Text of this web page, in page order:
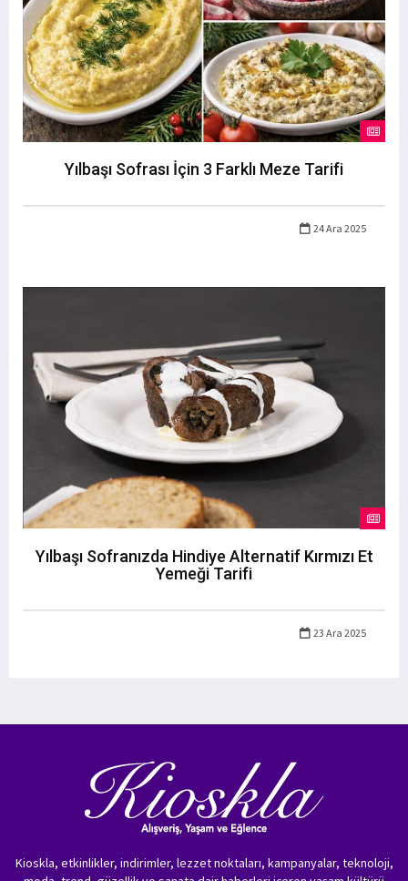
Yılbaşı Sofrası İçin 3 Farklı Meze Tarifi
24 Ara 2025
Yılbaşı Sofranızda Hindiye Alternatif Kırmızı Et
Yemeği Tarifi
23 Ara 2025
Kioskla, etkinlikler, indirimler, lezzet noktaları, kampanyalar, teknoloji,